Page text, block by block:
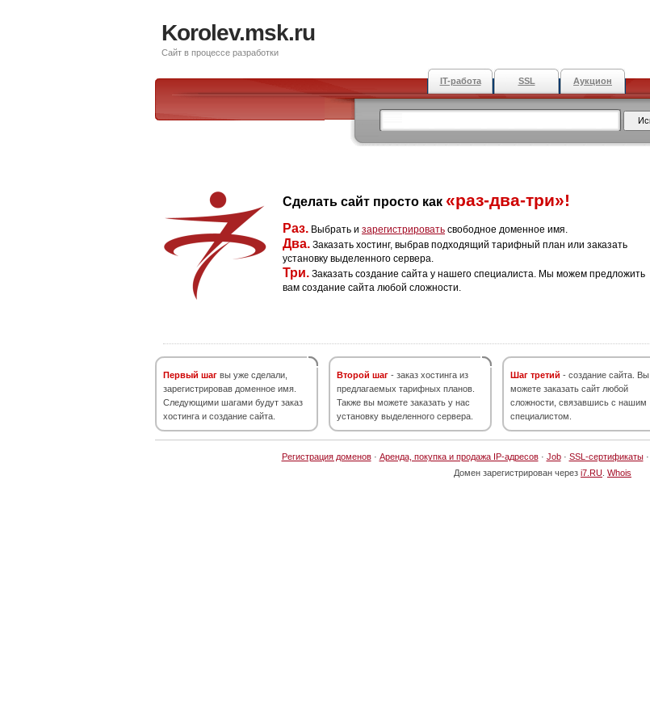
Korolev.msk.ru
Сайт в процессе разработки
IT-работа SSL Аукцион
Сделать сайт просто как «раз-два-три»!
Раз. Выбрать и зарегистрировать свободное доменное имя.
Два. Заказать хостинг, выбрав подходящий тарифный план или заказать
установку выделенного сервера.
Три. Заказать создание сайта у нашего специалиста. Мы можем предложить
вам создание сайта любой сложности.
Первый шаг вы уже сделали,
зарегистрировав доменное имя.
Следующими шагами будут заказ
хостинга и создание сайта.
Второй шаг - заказ хостинга из
предлагаемых тарифных планов.
Также вы можете заказать у нас
установку выделенного сервера.
Шаг третий - создание сайта. Вы
можете заказать сайт любой
сложности, связавшись с нашим
специалистом.
Регистрация доменов· Аренда, покупка и продажа IP-адресов· Job· SSL-сертификаты·
Домен зарегистрирован через i7.RU Whois